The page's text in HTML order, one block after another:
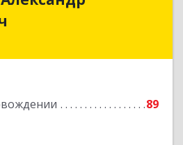
89
Подробнее